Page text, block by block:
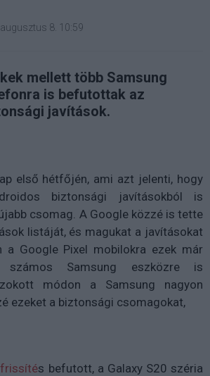
8. 10:59
mellett több Samsung
is befutottak az
javítások.
első hétfőjén, ami azt jelenti, hogy
biztonsági javításokból is
csomag. A Google közzé is tette
listáját, és magukat a javításokat
a Google Pixel mobilokra ezek már
számos Samsung eszközre is
módon a Samsung nagyon
ezeket a biztonsági csomagokat,
s befutott, a Galaxy S20 széria